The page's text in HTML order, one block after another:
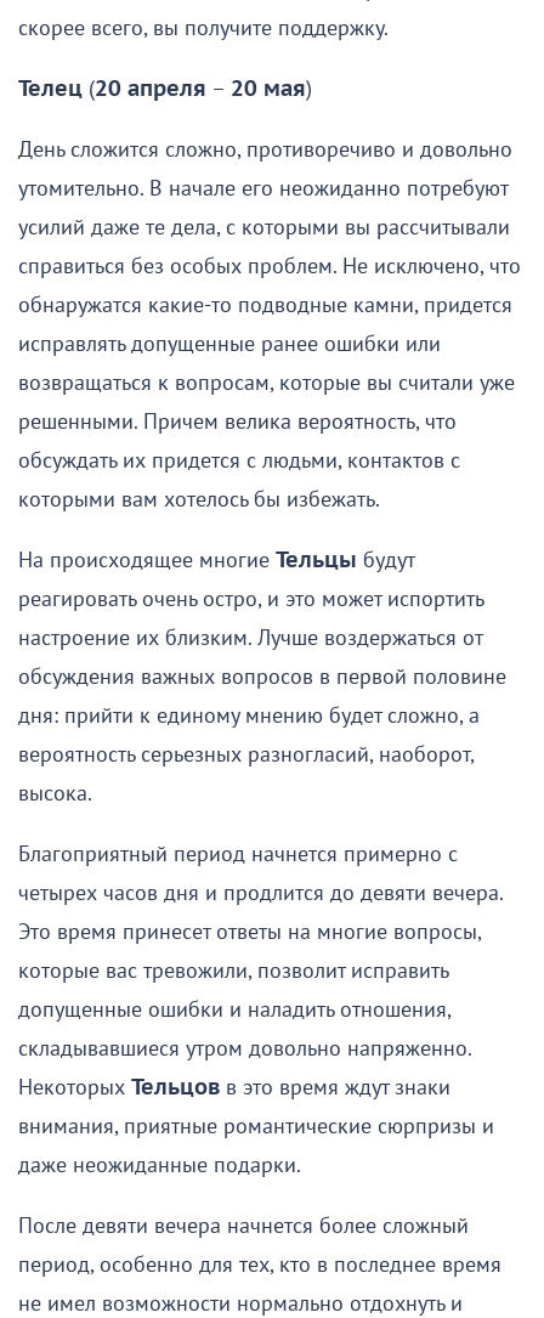
скорее всего, вы получите поддержку.
Телец (20 апреля – 20 мая)
День сложится сложно, противоречиво и довольно
утомительно. В начале его неожиданно потребуют
усилий даже те дела, с которыми вы рассчитывали
справиться без особых проблем. Не исключено, что
обнаружатся какие-то подводные камни, придется
исправлять допущенные ранее ошибки или
возвращаться к вопросам, которые вы считали уже
решенными. Причем велика вероятность, что
обсуждать их придется с людьми, контактов с
которыми вам хотелось бы избежать.
На происходящее многие Тельцы будут
реагировать очень остро, и это может испортить
настроение их близким. Лучше воздержаться от
обсуждения важных вопросов в первой половине
дня: прийти к единому мнению будет сложно, а
вероятность серьезных разногласий, наоборот,
высока.
Благоприятный период начнется примерно с
четырех часов дня и продлится до девяти вечера.
Это время принесет ответы на многие вопросы,
которые вас тревожили, позволит исправить
допущенные ошибки и наладить отношения,
складывавшиеся утром довольно напряженно.
Некоторых Тельцов в это время ждут знаки
внимания, приятные романтические сюрпризы и
даже неожиданные подарки.
После девяти вечера начнется более сложный
период, особенно для тех, кто в последнее время
не имел возможности нормально отдохнуть и